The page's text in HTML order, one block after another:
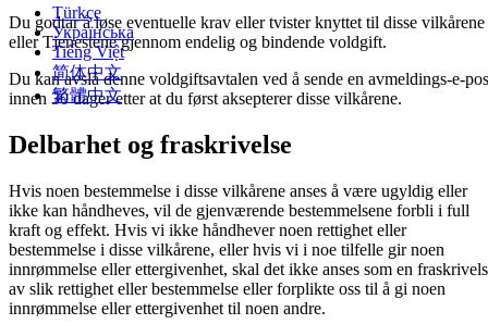
Türkçe
Українська
Tiếng Việt
简体中文
繁體中文
Du godtar å løse eventuelle krav eller tvister knyttet til disse vilkårene
eller Tjenestene gjennom endelig og bindende voldgift.
Du kan avslå denne voldgiftsavtalen ved å sende en avmeldings-e-
innen 30 dager etter at du først aksepterer disse vilkårene.
Delbarhet og fraskrivelse
Hvis noen bestemmelse i disse vilkårene anses å være ugyldig eller
ikke kan håndheves, vil de gjenværende bestemmelsene forbli i full
kraft og effekt. Hvis vi ikke håndhever noen rettighet eller
bestemmelse i disse vilkårene, eller hvis vi i noe tilfelle gir noen
innrømmelse eller ettergivenhet, skal det ikke anses som en
av slik rettighet eller bestemmelse eller forplikte oss til å gi noen
innrømmelse eller ettergivenhet til noen andre.